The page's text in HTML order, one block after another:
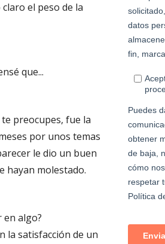
el peso de la
que...
preocupes, fue la
por unos temas
le dio un buen
hayan molestado.
en algo?
la satisfacción de un